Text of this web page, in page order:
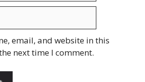
email, and website in this
next time I comment.